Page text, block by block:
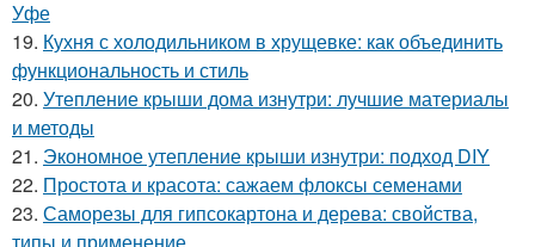
Уфе
19. Кухня с холодильником в хрущевке: как объединить
функциональность и стиль
20. Утепление крыши дома изнутри: лучшие материалы
и методы
21. Экономное утепление крыши изнутри: подход DIY
22. Простота и красота: сажаем флоксы семенами
23. Саморезы для гипсокартона и дерева: свойства,